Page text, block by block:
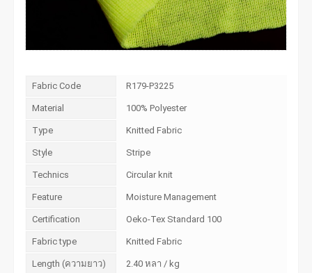
Fabric Code R179-P3225
Material 100% Polyester
Type Knitted Fabric
Style Stripe
Technics Circular knit
Feature Moisture Management
Certification Oeko-Tex Standard 100
Fabric type Knitted Fabric
Length (ความยาว) 2.40 หลา / kg